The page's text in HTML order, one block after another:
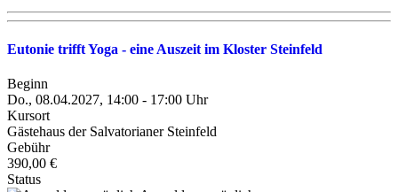
Eutonie trifft Yoga - eine Auszeit im Kloster Steinfeld
Beginn
Do., 08.04.2027, 14:00 - 17:00 Uhr
Kursort
Gästehaus der Salvatorianer Steinfeld
Gebühr
390,00 €
Status